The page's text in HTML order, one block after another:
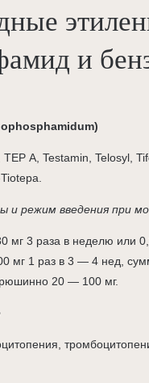
и
А, Testamin, Telosyl,
и режим введения при
мг 3 раза в неделю или
мг 1 раз в 3 — 4 нед,
20 — 100 мг.